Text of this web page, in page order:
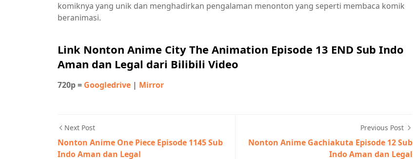
komiknya yang unik dan menghadirkan pengalaman menonton yang seperti membaca komik
beranimasi.
Link Nonton Anime City The Animation Episode 13 END Sub Indo
Aman dan Legal dari Bilibili Video
720p = Googledrive | Mirror
Next Post
Nonton Anime One Piece Episode 1145 Sub
Indo Aman dan Legal
Previous Post
Nonton Anime Gachiakuta Episode 12 Sub
Indo Aman dan Legal